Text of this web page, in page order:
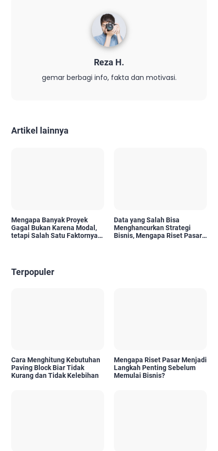
Reza H.
gemar berbagi info, fakta dan motivasi.
Artikel lainnya
Mengapa Banyak Proyek
Gagal Bukan Karena Modal,
tetapi Salah Satu Faktornya
Data yang Salah Bisa
Menghancurkan Strategi
Bisnis, Mengapa Riset Pasar
Terpopuler
Cara Menghitung Kebutuhan
Paving Block Biar Tidak
Kurang dan Tidak Kelebihan
Mengapa Riset Pasar Menjadi
Langkah Penting Sebelum
Memulai Bisnis?